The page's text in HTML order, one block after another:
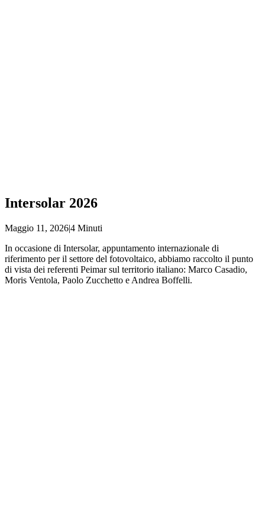
Intersolar 2026
Maggio 11, 2026|4 Minuti
In occasione di Intersolar, appuntamento internazionale di
riferimento per il settore del fotovoltaico, abbiamo raccolto il punto
di vista dei referenti Peimar sul territorio italiano: Marco Casadio,
Moris Ventola, Paolo Zucchetto e Andrea Boffelli.